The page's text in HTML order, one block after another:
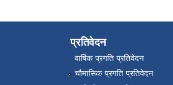
प्रतिवेदन
वार्षिक प्रगति प्रतिवेदन
चौमासिक प्रगति प्रतिवेदन